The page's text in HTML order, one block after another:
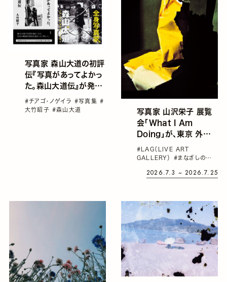
写真家 森山大道の初評
伝『写真があってよかっ
た。森山大道伝』が発
売。『芸術新潮』でも63
ページに及ぶ初の巻頭
#チアゴ・ノゲイラ #写真集 #
大竹昭子 #森山大道
写真家 山沢栄子 展覧
会「What I Am
Doing」が、東京 外苑
前で開催。写真への尽き
ることのない好奇心と探
#LAG（LIVE ART
GALLERY） #まなざしの奇
写真展 #写真集 #山沢栄子
2026.7.3 ~ 2026.7.25